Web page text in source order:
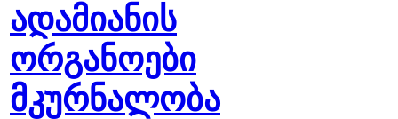
ადამიანის
ორგანოები
მკურნალობა